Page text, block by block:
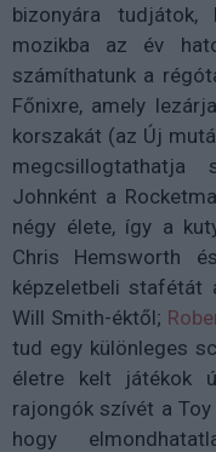
bizonyára
mozikba az év
számíthatunk a
Főnixre, amely
korszakát (az Új
megcsillogtathatja
Johnként a
négy élete, így a
Chris Hemsworth
képzeletbeli stafétát
Will Smith-éktől;
tud egy különleges
életre kelt játékok
rajongók szívét a
hogy